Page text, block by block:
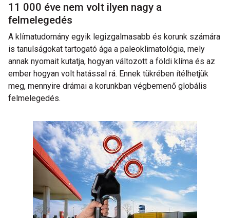
11 000 éve nem volt ilyen nagy a
felmelegedés
A klímatudomány egyik legizgalmasabb és korunk számára
is tanulságokat tartogató ága a paleoklimatológia, mely
annak nyomait kutatja, hogyan változott a földi klíma és az
ember hogyan volt hatással rá. Ennek tükrében ítélhetjük
meg, mennyire drámai a korunkban végbemenő globális
felmelegedés.